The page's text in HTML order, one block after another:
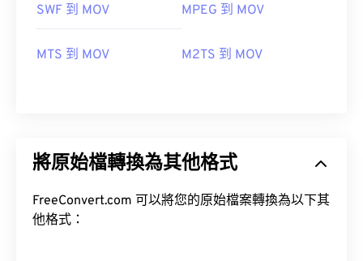
SWF 到 MOV MPEG 到 MOV
MTS 到 MOV M2TS 到 MOV
將原始檔轉換為其他格式
FreeConvert.com 可以將您的原始檔案轉換為以下其
他格式：